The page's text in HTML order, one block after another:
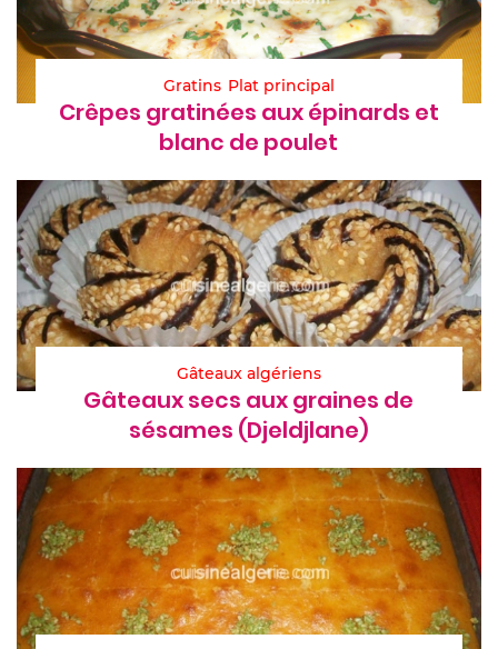
Gratins Plat principal
Crêpes gratinées aux épinards et
blanc de poulet
Gâteaux algériens
Gâteaux secs aux graines de
sésames (Djeldjlane)